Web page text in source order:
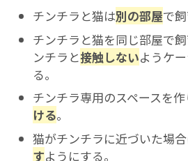
チンチラと猫は別の部屋で
チンチラと猫を同じ部屋で
ンチラと接触しないようケ
る。
チンチラ専用のスペースを作
ける。
猫がチンチラに近づいた場合
すようにする。